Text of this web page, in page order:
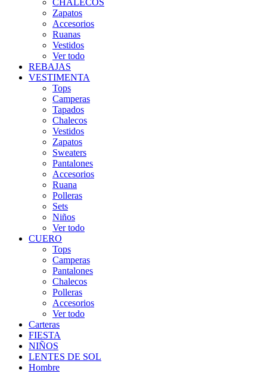
CHALECOS
Zapatos
Accesorios
Ruanas
Vestidos
Ver todo
REBAJAS
VESTIMENTA
Tops
Camperas
Tapados
Chalecos
Vestidos
Zapatos
Sweaters
Pantalones
Accesorios
Ruana
Polleras
Sets
Niños
Ver todo
CUERO
Tops
Camperas
Pantalones
Chalecos
Polleras
Accesorios
Ver todo
Carteras
FIESTA
NIÑOS
LENTES DE SOL
Hombre